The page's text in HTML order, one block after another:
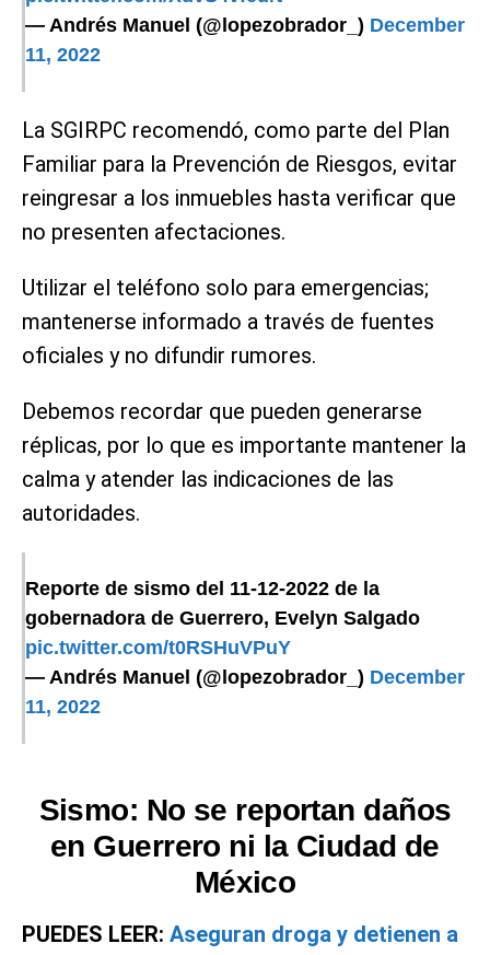
— Andrés Manuel (@lopezobrador_) December
11, 2022
La SGIRPC recomendó, como parte del Plan
Familiar para la Prevención de Riesgos, evitar
reingresar a los inmuebles hasta verificar que
no presenten afectaciones.
Utilizar el teléfono solo para emergencias;
mantenerse informado a través de fuentes
oficiales y no difundir rumores.
Debemos recordar que pueden generarse
réplicas, por lo que es importante mantener la
calma y atender las indicaciones de las
autoridades.
Reporte de sismo del 11-12-2022 de la
gobernadora de Guerrero, Evelyn Salgado
pic.twitter.com/t0RSHuVPuY
— Andrés Manuel (@lopezobrador_) December
11, 2022
Sismo: No se reportan daños
en Guerrero ni la Ciudad de
México
PUEDES LEER: Aseguran droga y detienen a